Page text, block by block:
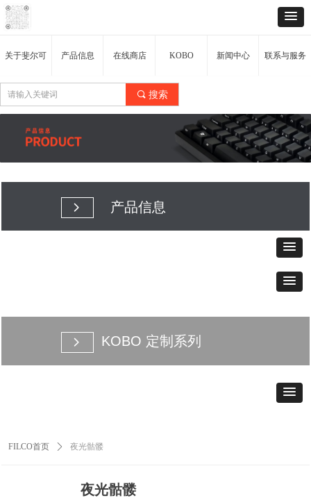
끠 搜索
关于斐尔可 产品信息 在线商店 KOBO 新闻中心 联系与服务
FILCO首页 ꄲ 夜光骷髅
夜光骷髅
产品信息
넲
KOBO 定制系列
넲